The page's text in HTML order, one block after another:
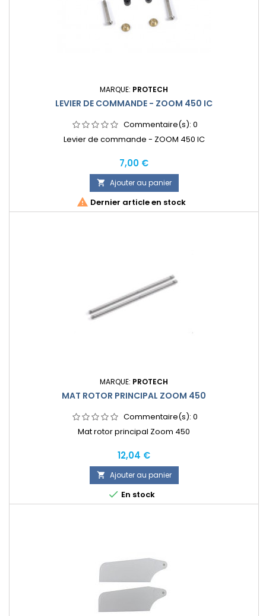
MARQUE: PROTECH
LEVIER DE COMMANDE - ZOOM 450 IC
Commentaire(s): 0
Levier de commande - ZOOM 450 IC
Prix
7,00 €
 Ajouter au panier
 Dernier article en stock
MARQUE: PROTECH
MAT ROTOR PRINCIPAL ZOOM 450
Commentaire(s): 0
Mat rotor principal Zoom 450
Prix
12,04 €
 Ajouter au panier
 En stock